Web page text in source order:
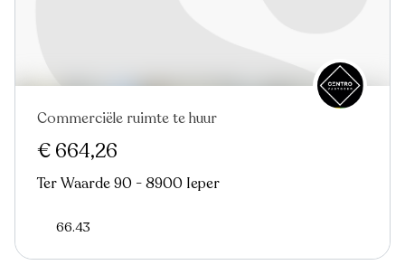
Commerciële ruimte te huur
€ 664,26
Ter Waarde 90 - 8900 Ieper
66.43